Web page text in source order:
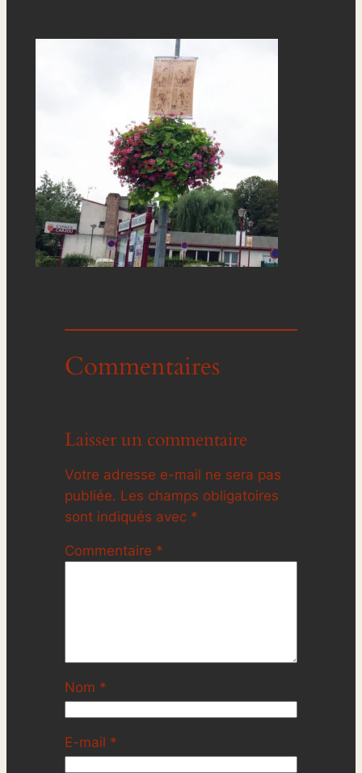
Commentaires
Laisser un commentaire
Votre adresse e-mail ne sera pas
publiée. Les champs obligatoires
sont indiqués avec *
Commentaire *
Nom *
E-mail *